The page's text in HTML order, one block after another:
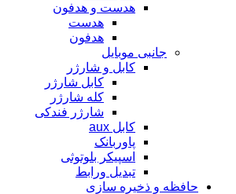
هدست و هدفون
هدست
هدفون
جانبی موبایل
کابل و شارژر
کابل شارژر
کله شارژر
شارژر فندکی
کابل aux
پاوربانک
اسپیکر بلوتوثی
تبدیل ورابط
حافظه و ذخیره سازی